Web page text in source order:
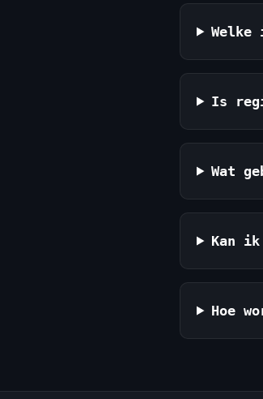
Is
Wat
Kan
Hoe